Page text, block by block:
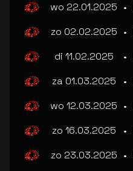
wo 22.01.2025 •
zo 02.02.2025 •
di 11.02.2025
•
za 01.03.2025
•
wo 12.03.2025 •
zo 16.03.2025
•
zo 23.03.2025 •